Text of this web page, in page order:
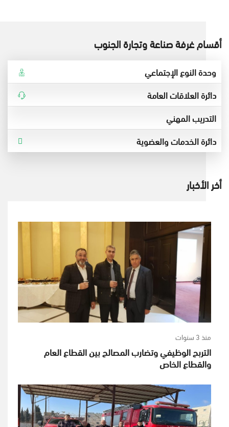
أقسام غرفة صناعة وتجارة الجنوب
وحدة النوع الإجتماعي
دائرة العلاقات العامة
التدريب المهني
دائرة الخدمات والعضوية
أخر الأخبار
منذ 3 سنوات
التربح الوظيفي وتضارب المصالح بين القطاع العام
والقطاع الخاص